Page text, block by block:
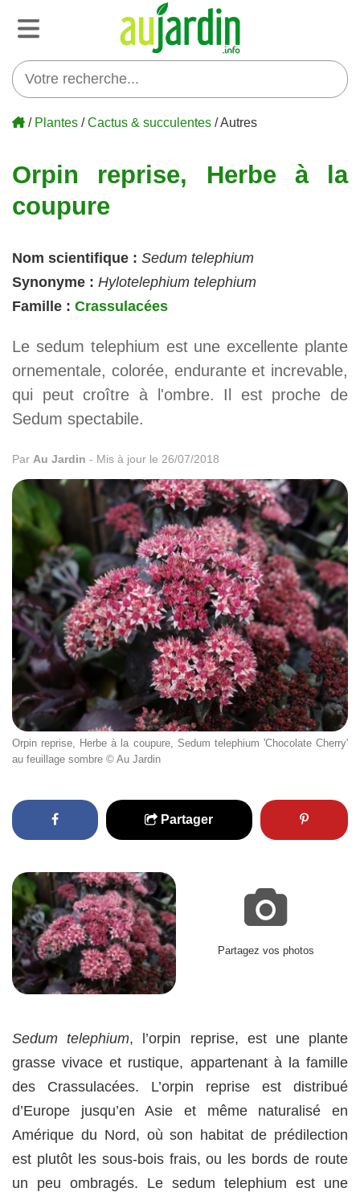
/ Plantes /Cactus & succulentes / Autres
Orpin reprise, Herbe à la
coupure
Nom scientifique : Sedum telephium
Synonyme : Hylotelephium telephium
Famille : Crassulacées
Le sedum telephium est une excellente plante
ornementale, colorée, endurante et increvable,
qui peut croître à l'ombre. Il est proche de
Sedum spectabile.
Par Au Jardin - Mis à jour le 26/07/2018
Orpin reprise, Herbe à la coupure, Sedum telephium 'Chocolate Cherry'
au feuillage sombre © Au Jardin
Partager
Partagez vos photos
Sedum telephium, l’orpin reprise, est une plante
grasse vivace et rustique, appartenant à la famille
des Crassulacées. L’orpin reprise est distribué
d’Europe jusqu’en Asie et même naturalisé en
Amérique du Nord, où son habitat de prédilection
est plutôt les sous-bois frais, ou les bords de route
un peu ombragés. Le sedum telephium est une